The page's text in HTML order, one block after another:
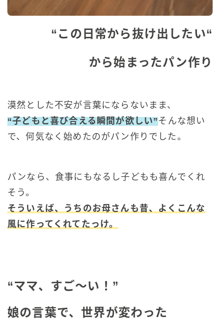
“この日常から抜け出したい“
から始まったパン作り
漠然とした不安が言葉にならないまま、
“子どもと喜び合える瞬間が欲しい” そんな想い
で、何気なく始めたのがパン作りでした。
パンなら、食事にもなるし子どもも喜んでくれ
そう。
そういえば、うちのお母さんも昔、よくこんな
風に作ってくれてたっけ。
“ママ、すご〜い！”
娘の言葉で、世界が変わった